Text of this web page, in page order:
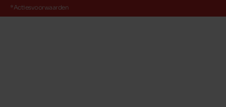
*Actiesvoorwaarden